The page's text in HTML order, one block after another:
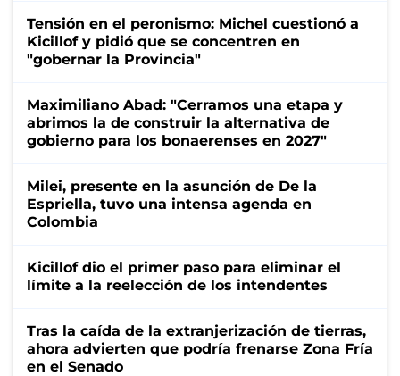
Tensión en el peronismo: Michel cuestionó a
Kicillof y pidió que se concentren en
"gobernar la Provincia"
Maximiliano Abad: "Cerramos una etapa y
abrimos la de construir la alternativa de
gobierno para los bonaerenses en 2027"
Milei, presente en la asunción de De la
Espriella, tuvo una intensa agenda en
Colombia
Kicillof dio el primer paso para eliminar el
límite a la reelección de los intendentes
Tras la caída de la extranjerización de tierras,
ahora advierten que podría frenarse Zona Fría
en el Senado